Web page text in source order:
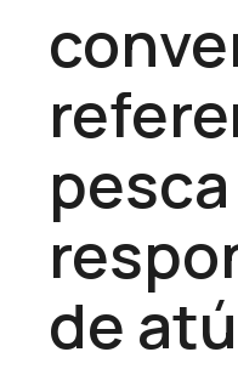
pesca
de